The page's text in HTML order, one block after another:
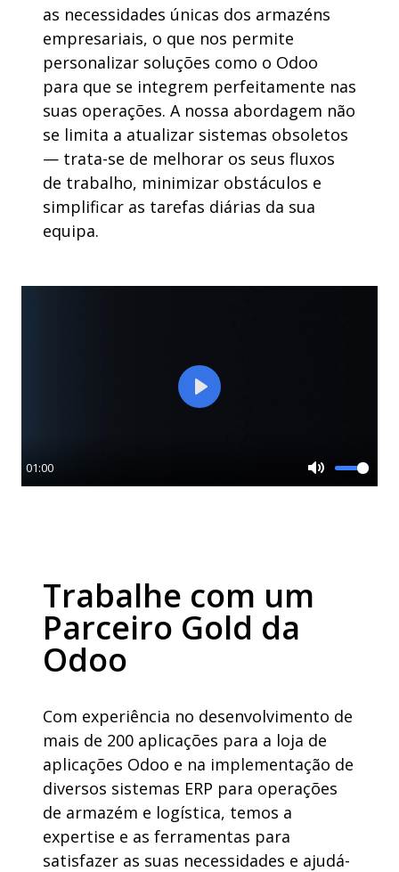
as necessidades únicas dos armazéns
empresariais, o que nos permite
personalizar soluções como o Odoo
para que se integrem perfeitamente nas
suas operações. A nossa abordagem não
se limita a atualizar sistemas obsoletos
— trata-se de melhorar os seus fluxos
de trabalho, minimizar obstáculos e
simplificar as tarefas diárias da sua
equipa.
01:00
Mute
Play
Trabalhe com um
Parceiro Gold da
Odoo
Com experiência no desenvolvimento de
mais de 200 aplicações para a loja de
aplicações Odoo e na implementação de
diversos sistemas ERP para operações
de armazém e logística, temos a
expertise e as ferramentas para
satisfazer as suas necessidades e ajudá-